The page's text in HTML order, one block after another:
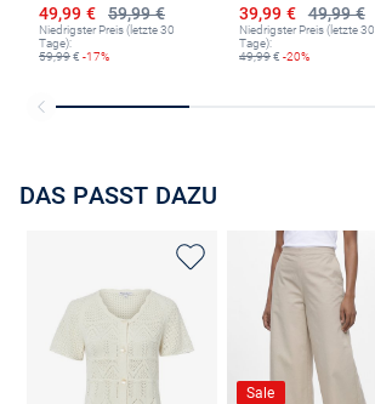
59,99 €
Ermäßigter Preis
49,99 €
Niedrigster Preis (letzte 30
Tage):
59,99€ -17%
49,99 €
Ermäßigter Preis
39,99 €
Niedrigster Preis (letzte 30
Tage):
49,99€ -20%
DAS PASST DAZU
Sale